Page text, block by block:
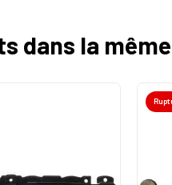
dans la